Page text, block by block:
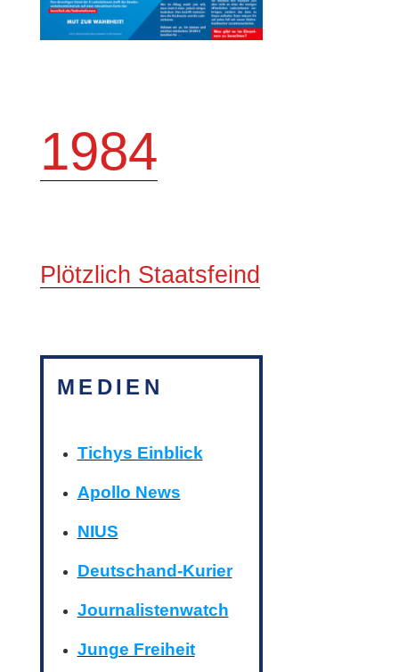
1984
Plötzlich Staatsfeind
MEDIEN
Tichys Einblick
Apollo News
NIUS
Deutschand-Kurier
Journalistenwatch
Junge Freiheit